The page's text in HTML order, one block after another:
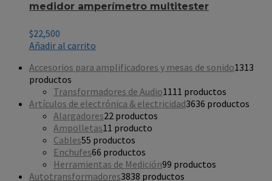
medidor amperímetro multitester
$22,500
Añadir al carrito
Accesorios para amplificadores y mesas de sonido1313
productos
Transformadores de Audio11 11 productos
Artículos de electrónica & electricidad3636 productos
Alargadores22 productos
Ampolletas1 1 producto
Cables55 productos
Enchufes66 productos
Herramientas de Medición99 productos
Autotransformadores3838 productos